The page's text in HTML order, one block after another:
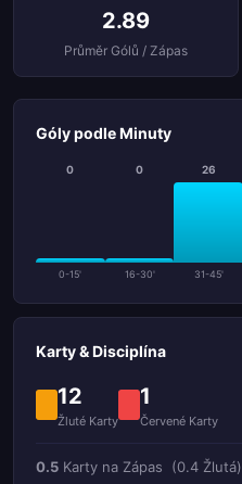
2.89
Průměr Gólů / Zápas
Góly podle Minuty
0
0-15'
0
16-30'
26
31-45'
Karty & Disciplína
12
Žluté Karty
1
Červené Karty
0.5 Karty na Zápas (0.4 Žlutá)